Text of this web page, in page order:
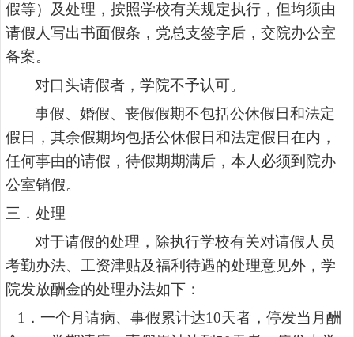
假等）及处理，按照学校有关规定执行，但均须由
请假人写出书面假条，党总支签字后，交院办公室
备案。
对口头请假者，学院不予认可。
事假、婚假、丧假假期不包括公休假日和法定
假日，其余假期均包括公休假日和法定假日在内，
任何事由的请假，待假期期满后，本人必须到院办
公室销假。
三．处理
对于请假的处理，除执行学校有关对请假人员
考勤办法、工资津贴及福利待遇的处理意见外，学
院发放酬金的处理办法如下：
1 ．一个月请病、事假累计达10天者，停发当月酬